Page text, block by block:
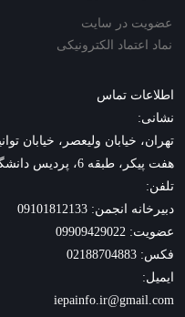
عضویت در سایت
نماد اعتماد الکترونیکی
اطلاعات تماس
نشانی:
تهران، خیابان ولیعصر، خیابان
هفت پیکر، طبقه 6، پردیس دانشگاه علامه طباطبایی
تلفن:
دبیرخانه انجمن: 09101812133
عضویت: 09909429022
فکس: 02188704883
ایمیل:
iepainfo.ir@gmail.com